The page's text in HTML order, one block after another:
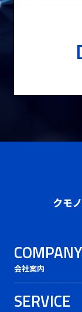
COMPANY
会社案内
SERVICE